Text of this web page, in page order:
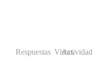
Respuestas Vistas
Actividad